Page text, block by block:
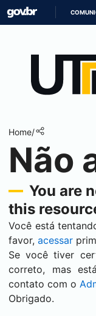
Home/
Não
You are
this
Você está
favor, acessar
Se você tiver
correto, mas
contato com o
Obrigado.